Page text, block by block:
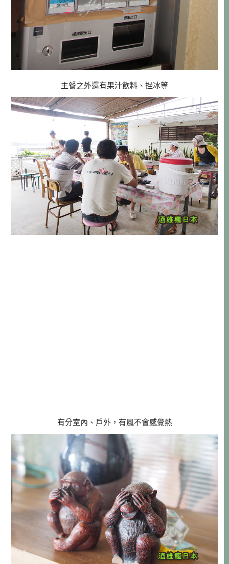
主餐之外還有果汁飲料、挫冰等
有分室內、戶外，有風不會感覺熱